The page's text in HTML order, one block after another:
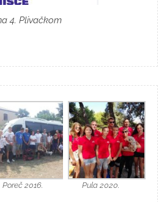
4. Plivačkom
Poreč 2016. Pula 2020.